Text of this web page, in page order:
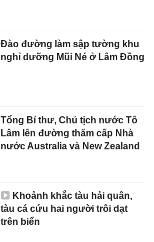
Đào đường làm sập tường khu
nghỉ dưỡng Mũi Né ở Lâm Đồng
Tổng Bí thư, Chủ tịch nước Tô
Lâm lên đường thăm cấp Nhà
nước Australia và New Zealand
Khoảnh khắc tàu hải quân,
tàu cá cứu hai người trôi dạt
trên biển